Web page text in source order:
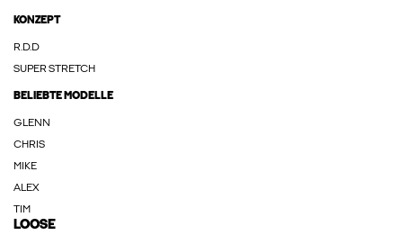
KONZEPT
R.D.D
SUPER STRETCH
BELIEBTE MODELLE
GLENN
CHRIS
MIKE
ALEX
TIM
LOOSE